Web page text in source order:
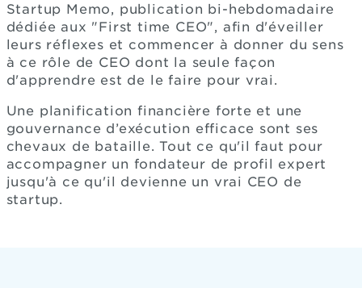
Startup Memo, publication bi-hebdomadaire
dédiée aux "First time CEO", afin d'éveiller
leurs réflexes et commencer à donner du sens
à ce rôle de CEO dont la seule façon
d'apprendre est de le faire pour vrai.
Une planification financière forte et une
gouvernance d’exécution efficace sont ses
chevaux de bataille. Tout ce qu'il faut pour
accompagner un fondateur de profil expert
jusqu'à ce qu'il devienne un vrai CEO de
startup.